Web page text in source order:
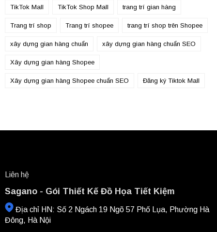
TikTok Mall TikTok Shop Mall trang trí gian hàng
Trang trí shop Trang trí shopee trang trí shop trên Shopee
xây dựng gian hàng chuẩn xây dựng gian hàng chuẩn SEO
Xây dựng gian hàng Shopee
Xây dựng gian hàng Shopee chuẩn SEO Đăng ký Tiktok Mall
Liên hệ
Sagano - Gói Thiết Kế Đồ Họa Tiết Kiệm
Địa chỉ HN: Số 2 Ngách 19 Ngõ 57 Phố Lụa, Phường Hà
Đông, Hà Nội